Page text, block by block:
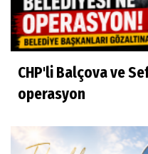
CHP'li Balçova ve
operasyon